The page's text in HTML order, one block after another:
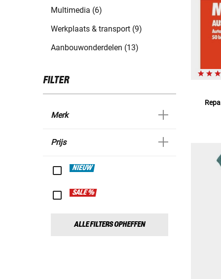
Multimedia (6)
Werkplaats & transport (9)
Aanbouwonderdelen (13)
FILTER
Merk
Prijs
NIEUW
SALE %
ALLE FILTERS OPHEFFEN